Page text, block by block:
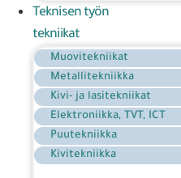
Teknisen työn
tekniikat
Muovitekniikat
Metallitekniikka
Kivi- ja lasitekniikat
Elektroniikka, TVT, ICT
Puutekniikka
Kivitekniikka